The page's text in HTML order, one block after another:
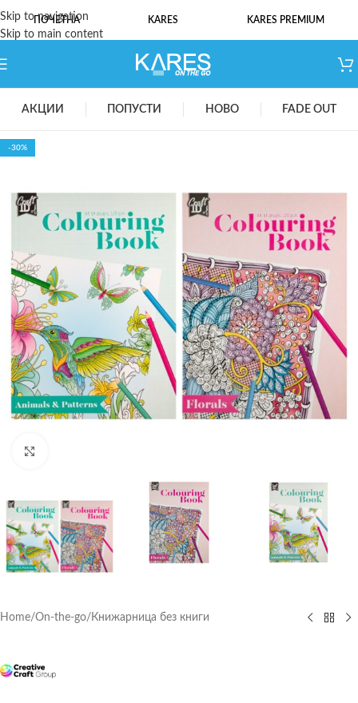
Skip to navigation
Skip to main content
ПОЧЕТНА KARES KARES PREMIUM
АКЦИИ ПОПУСТИ НОВО FADE OUT
-30%
Home/On-the-go/ Книжарница без книги